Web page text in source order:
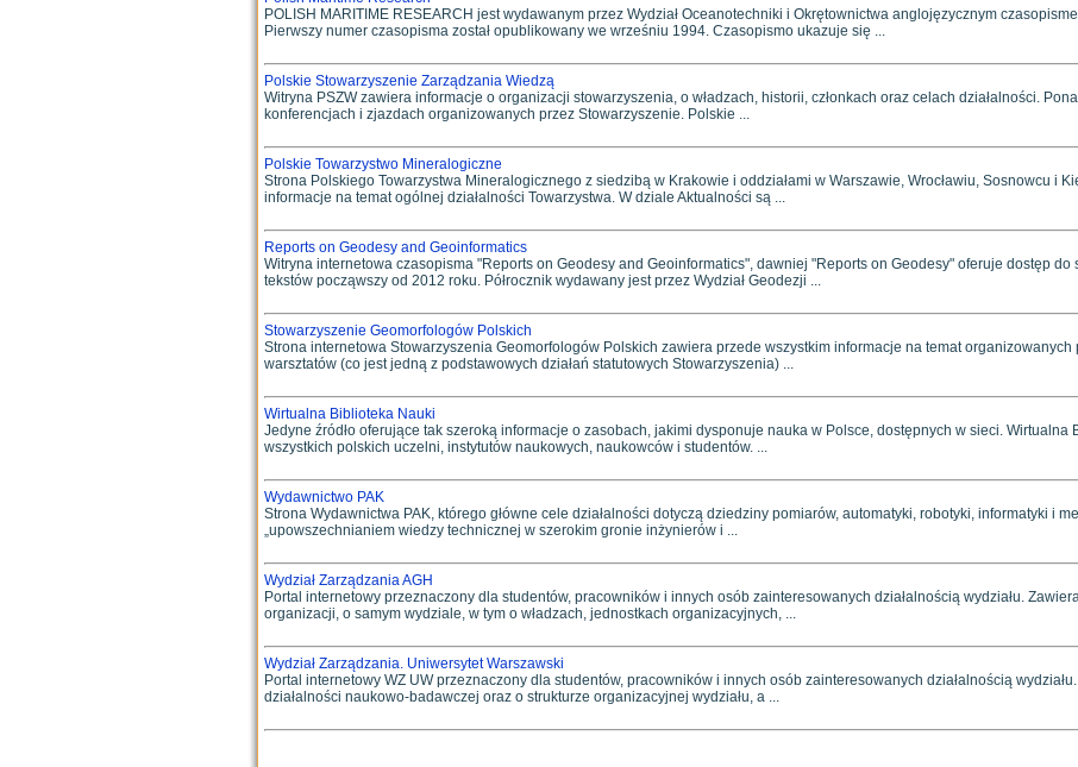
POLISH MARITIME RESEARCH jest wydawanym przez Wydział Oceanotechniki i Okrętownictwa anglojęzycznym
Pierwszy numer czasopisma został opublikowany we wrześniu 1994. Czasopismo ukazuje się ...
Polskie Stowarzyszenie Zarządzania Wiedzą
Witryna PSZW zawiera informacje o organizacji stowarzyszenia, o władzach, historii, członkach oraz celach działalności.
konferencjach i zjazdach organizowanych przez Stowarzyszenie. Polskie ...
Polskie Towarzystwo Mineralogiczne
Strona Polskiego Towarzystwa Mineralogicznego z siedzibą w Krakowie i oddziałami w Warszawie, Wrocławiu, Sosnowcu i
informacje na temat ogólnej działalności Towarzystwa. W dziale Aktualności są ...
Reports on Geodesy and Geoinformatics
Witryna internetowa czasopisma "Reports on Geodesy and Geoinformatics", dawniej "Reports on Geodesy" oferuje dostęp do
tekstów począwszy od 2012 roku. Półrocznik wydawany jest przez Wydział Geodezji ...
Stowarzyszenie Geomorfologów Polskich
Strona internetowa Stowarzyszenia Geomorfologów Polskich zawiera przede wszystkim informacje na temat
warsztatów (co jest jedną z podstawowych działań statutowych Stowarzyszenia) ...
Wirtualna Biblioteka Nauki
Jedyne źródło oferujące tak szeroką informacje o zasobach, jakimi dysponuje nauka w Polsce, dostępnych w sieci.
wszystkich polskich uczelni, instytutów naukowych, naukowców i studentów. ...
Wydawnictwo PAK
Strona Wydawnictwa PAK, którego główne cele działalności dotyczą dziedziny pomiarów, automatyki, robotyki, informatyki i
„upowszechnianiem wiedzy technicznej w szerokim gronie inżynierów i ...
Wydział Zarządzania AGH
Portal internetowy przeznaczony dla studentów, pracowników i innych osób zainteresowanych działalnością wydziału.
organizacji, o samym wydziale, w tym o władzach, jednostkach organizacyjnych, ...
Wydział Zarządzania. Uniwersytet Warszawski
Portal internetowy WZ UW przeznaczony dla studentów, pracowników i innych osób zainteresowanych działalnością
działalności naukowo-badawczej oraz o strukturze organizacyjnej wydziału, a ...